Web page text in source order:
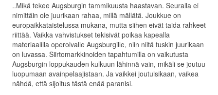
..Mikä tekee Augsburgin tammikuusta haastavan. Seuralla ei
nimittäin ole juurikaan rahaa, millä mällätä. Joukkue on
europaikkataistelussa mukana, mutta siihen eivät taida rahkeet
riittää. Vaikka vahvistukset tekisivät poikaa kapealla
materiaalilla operoivalle Augsburgille, niin niitä tuskin juurikaan
on luvassa. Siirtomarkkinoiden tapahtumilla on vaikutusta
Augsburgin loppukauden kulkuun lähinnä vain, mikäli se joutuu
luopumaan avainpelaajistaan. Ja vaikkei joutuisikaan, vaikea
nähdä, että sijoitus tästä enää paranisi.